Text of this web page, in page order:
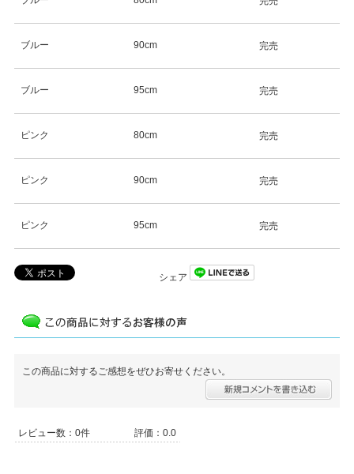
ブルー 90cm 完売
ブルー 95cm 完売
ピンク 80cm 完売
ピンク 90cm 完売
ピンク 95cm 完売
シェア
この商品に対するご感想をぜひお寄せください。
レビュー数：0件 評価：0.0